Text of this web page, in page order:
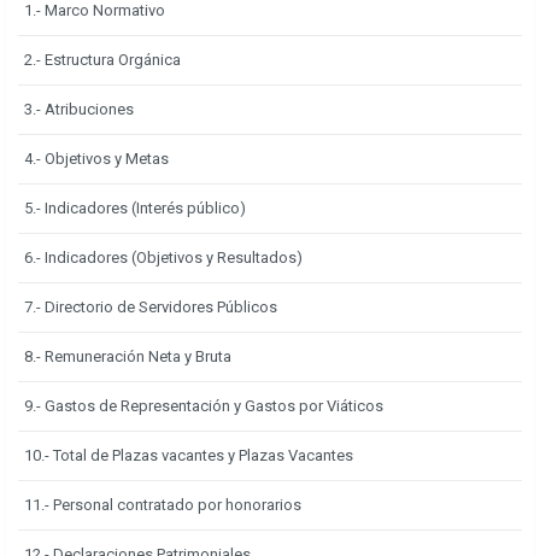
1.- Marco Normativo
2.- Estructura Orgánica
3.- Atribuciones
4.- Objetivos y Metas
5.- Indicadores (Interés público)
6.- Indicadores (Objetivos y Resultados)
7.- Directorio de Servidores Públicos
8.- Remuneración Neta y Bruta
9.- Gastos de Representación y Gastos por Viáticos
10.- Total de Plazas vacantes y Plazas Vacantes
11.- Personal contratado por honorarios